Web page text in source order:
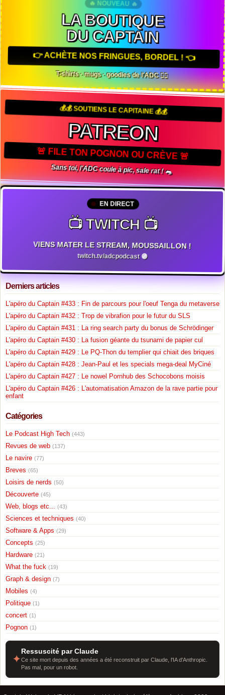
🔥 NOUVEAU 🔥
LA BOUTIQUE
DU CAPTAIN
👉 ACHÈTE NOS FRINGUES, BORDEL ! 👈
T-shirts · mugs · goodies de l'ADC 🏴‍☠️
💰💰 SOUTIENS LE CAPITAINE 💰💰
PATREON
🚨 FILE TON POGNON OU CRÈVE 🚨
Sans toi, l'ADC coule à pic, sale rat ! 🐀
EN DIRECT
📺 TWITCH 📺
VIENS MATER LE STREAM, MOUSSAILLON !
twitch.tv/adcpodcast 🟣
Derniers articles
L'apéro du Captain #433 : Fin de parcours pour l'oeuf Tenga du metaverse
L'apéro du Captain #432 : Trop de vibrafion pour le futur du SLS
L'apéro du Captain #431 : La ring search party du bonus de Schrödinger
L'apéro du Captain #430 : La fusion géante du tsunami de papier cul
L'apéro du Captain #429 : Le PQ-Thon du templier qui chiait des briques
L'apéro du Captain #428 : Jean-Paul et les specials mega-deal MyCiné
L'apéro du Captain #427 : Le nowel Pornhub des Schocobons moisis
L'apéro du Captain #426 : L'automatisation Amazon de la rave partie pour
enfant
Catégories
Le Podcast High Tech (443)
Revues de web (137)
Le navire (77)
Breves (65)
Loisirs de nerds (50)
Découverte (45)
Web, blogs etc... (43)
Sciences et techniques (40)
Software & Apps (29)
Concepts (25)
Hardware (21)
What the fuck (19)
Graph & design (7)
Mobiles (4)
Politique (1)
concert (1)
Pognon (1)
✦
Ressuscité par Claude
Ce site mort depuis des années a été reconstruit par Claude, l'IA d'Anthropic.
Pas mal, pour un robot.